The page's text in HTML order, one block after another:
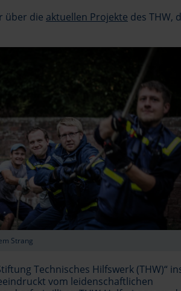
über die aktuellen Projekte des THW,
Strang
Technisches Hilfswerk (THW)“
vom leidenschaftlichen